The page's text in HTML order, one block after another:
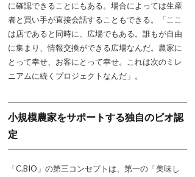
に確認できることにもある。場合によっては生産
者と買い手が直接会話することもできる。「ここ
は店であると同時に、広場でもある。誰もが自由
に集まり、情報交換ができる広場なんだ。農家に
とって幸せ、お客にとって幸せ。これは次のミレ
ニアムに続くプロジェクトなんだ」。
小規模農家をサポートする独自のビオ認
定
「C.BIO」の第三コンセプトは、第一の「美味し